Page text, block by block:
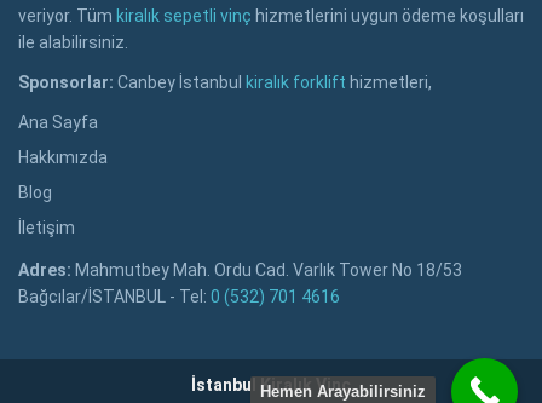
veriyor. Tüm kiralık sepetli vinç hizmetlerini uygun ödeme koşulları
ile alabilirsiniz.
Sponsorlar: Canbey İstanbul kiralık forklift hizmetleri,
Ana Sayfa
Hakkımızda
Blog
İletişim
Adres: Mahmutbey Mah. Ordu Cad. Varlık Tower No 18/53
Bağcılar/İSTANBUL - Tel: 0 (532) 701 4616
İstanbul Kiralık Vinç
Hemen Arayabilirsiniz